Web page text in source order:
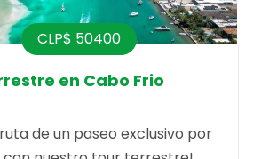
CLP$ 50400
en Cabo Frio
de un paseo exclusivo por